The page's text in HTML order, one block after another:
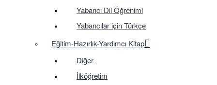
Yabancı Dil Öğrenimi
Yabancılar için Türkçe
Eğitim-Hazırlık-Yardımcı Kitap
Diğer
İlköğretim